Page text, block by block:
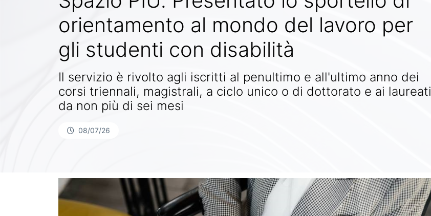
orientamento al mondo del lavoro per
gli studenti con disabilità
Il servizio è rivolto agli iscritti al penultimo e all'ultimo anno dei
corsi triennali, magistrali, a ciclo unico o di dottorato e ai laureati
da non più di sei mesi
08/07/26